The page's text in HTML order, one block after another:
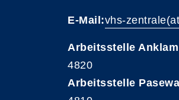
E-Mail:vhs-
Arbeitsstelle
4820
Arbeitsstelle